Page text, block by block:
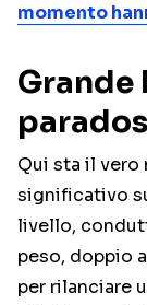
momento
Grande
Qui sta il
significativo
livello,
peso, doppio
per rilanciare